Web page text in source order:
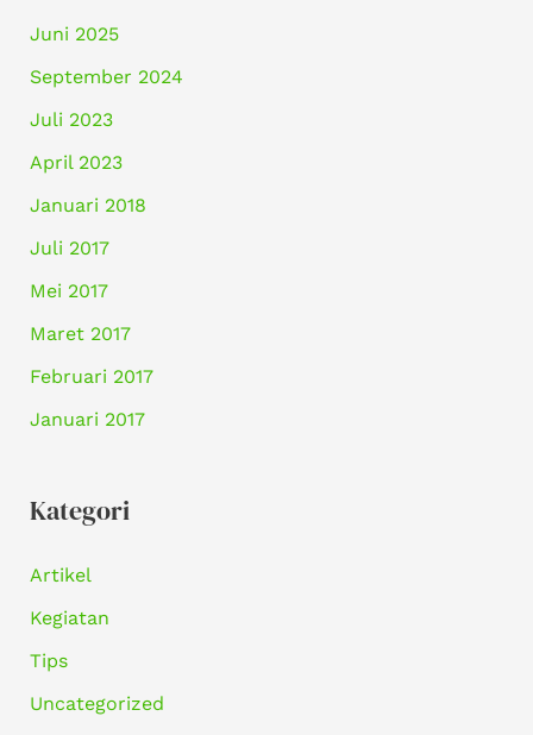
Juni 2025
September 2024
Juli 2023
April 2023
Januari 2018
Juli 2017
Mei 2017
Maret 2017
Februari 2017
Januari 2017
Kategori
Artikel
Kegiatan
Tips
Uncategorized